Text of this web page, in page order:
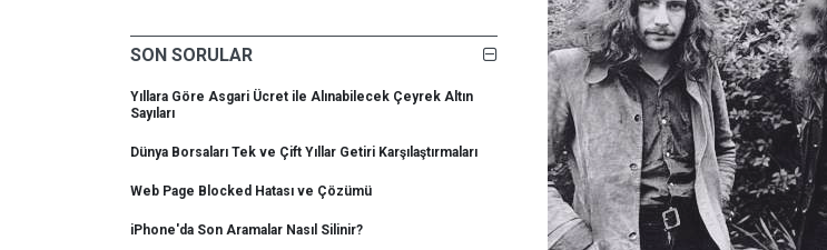
SON SORULAR
Yıllara Göre Asgari Ücret ile Alınabilecek Çeyrek Altın
Sayıları
Dünya Borsaları Tek ve Çift Yıllar Getiri Karşılaştırmaları
Web Page Blocked Hatası ve Çözümü
iPhone'da Son Aramalar Nasıl Silinir?